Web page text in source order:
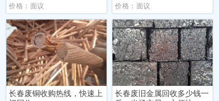
价格：面议 价格：面议
长春废铜收购热线，快速上
长春废旧金属回收多少钱一